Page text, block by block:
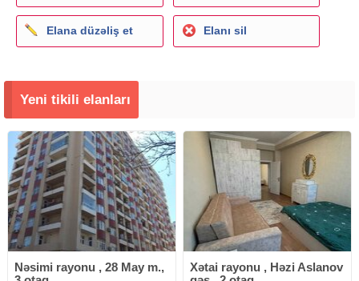
Elana düzəliş et Elanı sil
Yeni tikili elanları
Nəsimi rayonu , 28 May m.,
Xətai rayonu , Həzi Aslanov